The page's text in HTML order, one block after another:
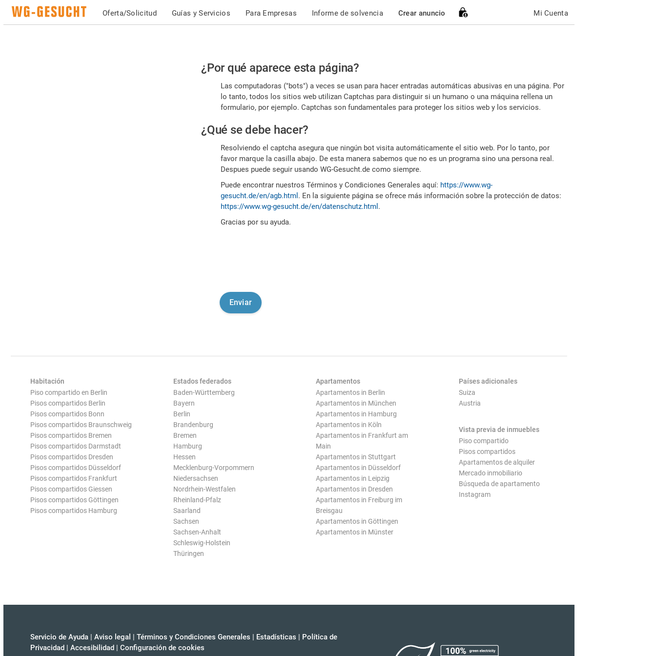
Oferta/Solicitud Guías y Servicios Para Empresas Informe de solvencia Crear anuncio Mi Cuenta
Por
favor,
confirme
es
humano
¿Por qué aparece esta página?
Las computadoras ("bots") a veces se usan para hacer entradas automáticas abusivas en una página. Por
lo tanto, todos los sitios web utilizan Captchas para distinguir si un humano o una máquina rellena un
formulario, por ejemplo. Captchas son fundamentales para proteger los sitios web y los servicios.
¿Qué se debe hacer?
Resolviendo el captcha asegura que ningún bot visita automáticamente el sitio web. Por lo tanto, por
favor marque la casilla abajo. De esta manera sabemos que no es un programa sino una persona real.
Despues puede seguir usando WG-Gesucht.de como siempre.
Puede encontrar nuestros Términos y Condiciones Generales aquí: https://www.wg-
gesucht.de/en/agb.html . En la siguiente página se ofrece más información sobre la protección de datos:
https://www.wg-gesucht.de/en/datenschutz.html .
Gracias por su ayuda.
Habitación
Piso compartido en Berlin
Pisos compartidos Berlin
Pisos compartidos Bonn
Pisos compartidos Braunschweig
Pisos compartidos Bremen
Pisos compartidos Darmstadt
Pisos compartidos Dresden
Pisos compartidos Düsseldorf
Pisos compartidos Frankfurt
Pisos compartidos Giessen
Pisos compartidos Göttingen
Pisos compartidos Hamburg
Estados federados
Baden-Württemberg
Bayern
Berlin
Brandenburg
Bremen
Hamburg
Hessen
Mecklenburg-Vorpommern
Niedersachsen
Nordrhein-Westfalen
Rheinland-Pfalz
Saarland
Sachsen
Sachsen-Anhalt
Schleswig-Holstein
Thüringen
Apartamentos
Apartamentos in Berlin
Apartamentos in München
Apartamentos in Hamburg
Apartamentos in Köln
Apartamentos in Frankfurt am
Main
Apartamentos in Stuttgart
Apartamentos in Düsseldorf
Apartamentos in Leipzig
Apartamentos in Dresden
Apartamentos in Freiburg im
Breisgau
Apartamentos in Göttingen
Apartamentos in Münster
Países adicionales
Suiza
Austria
Vista previa de inmuebles
Piso compartido
Pisos compartidos
Apartamentos de alquiler
Mercado inmobiliario
Búsqueda de apartamento
Instagram
Servicio de Ayuda | Aviso legal | Términos y Condiciones Generales | Estadísticas | Política de
Privacidad | Accesibilidad | Configuración de cookies